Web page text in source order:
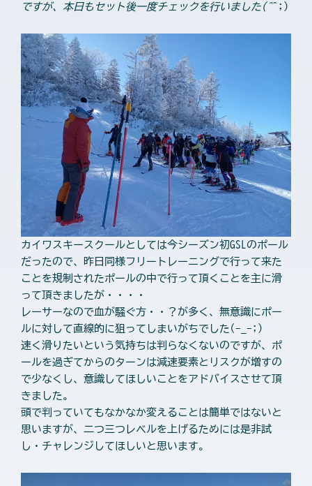
ですが、本日もセット後一度チェックを行いました(^^;)
カイワスキースクールとしては今シーズン初GSLのポール
だったので、昨日同様フリートレーニングで行って来た
ことを規制されたポールの中で行って頂くことを主に滑
って頂きましたが・・・・
レーサーなので血が騒ぐ方・・？が多く、無意識にポー
ルに対して直線的に狙ってしまいがちでした(-_-;)
速く滑りたいという気持ちは判らなくないのですが、ポ
ールを過ぎてからのターンは減速要素とリスクが増すの
で少なくし、意識してほしいことをアドバイスさせて頂
きました。
頭で判っていてもなかなか変えることは簡単ではないと
思いますが、二つ三つレベルを上げるためには是非試
し・チャレンジしてほしいと思います。